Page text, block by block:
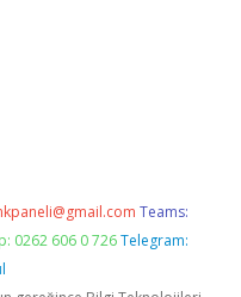
Teams:
0262 606 0 726 Telegram: